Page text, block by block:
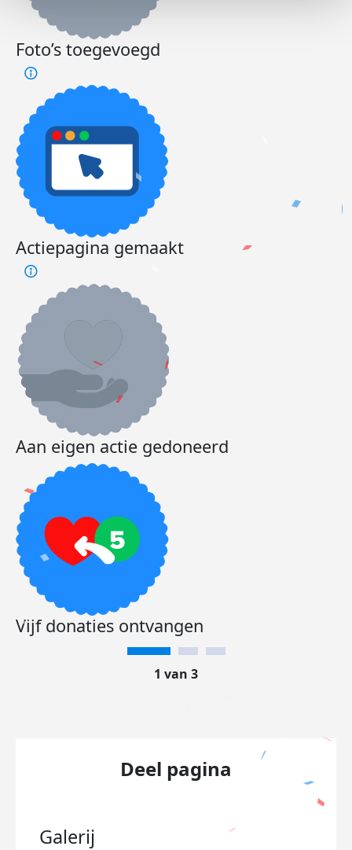
Foto’s toegevoegd
Actiepagina gemaakt
Aan eigen actie gedoneerd
Vijf donaties ontvangen
1 van 3
Deel pagina
Galerij